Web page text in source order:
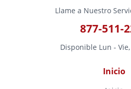
Llame a Nuestro
877-511-
Disponible Lun -
Inicio